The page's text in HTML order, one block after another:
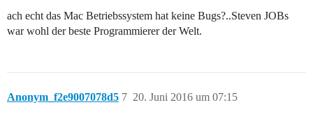
ach echt das Mac Betriebssystem hat keine Bugs?..Steven JOBs
war wohl der beste Programmierer der Welt.
Anonym_f2e9007078d5 20. Juni 2016 um 07:15
7